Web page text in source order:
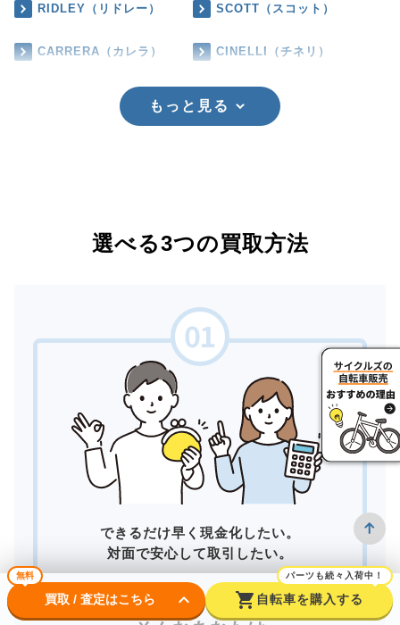
RIDLEY（リドレー） SCOTT（スコット）
CARRERA（カレラ） CINELLI（チネリ）
もっと見る
選べる3つの買取方法
できるだけ早く現金化したい。
対面で安心して取引したい。
無料
買取 / 査定はこちら keyboard_arrow_down shopping_cart
パーツも続々入荷中！
自転車を購入する